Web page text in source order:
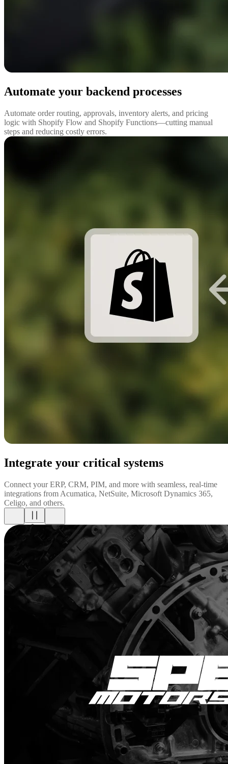
Automate your backend processes
Automate order routing, approvals, inventory alerts, and pricing
logic with Shopify Flow and Shopify Functions—cutting manual
steps and reducing costly errors.
Integrate your critical systems
Connect your ERP, CRM, PIM, and more with seamless, real-time
integrations from Acumatica, NetSuite, Microsoft Dynamics 365,
Celigo, and others.